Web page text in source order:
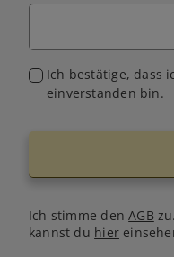
Ich bestätige, dass
einverstanden bin.
Ich stimme denAGB
kannst du hier